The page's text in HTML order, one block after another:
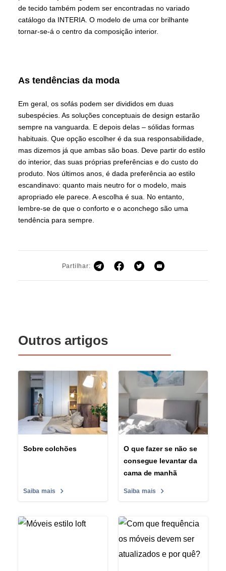
de tecido também podem ser encontradas no variado
catálogo da INTERIA. O modelo de uma cor brilhante
tornar-se-á o centro da composição interior.
As tendências da moda
Em geral, os sofás podem ser divididos em duas
subespécies. As soluções conceptuais de design estarão
sempre na vanguarda. E depois delas – sólidas formas
habituais. Que opção escolher é da sua responsabilidade,
mas dizemos já que ambas são boas. Deve partir do estilo
do interior, das suas próprias preferências e do custo do
produto. Nos últimos anos, é dada preferência ao estilo
escandinavo: quanto mais neutro for o modelo, mais
apropriado ele parece. A escolha é sua. No entanto,
lembre-se de que o conforto e o aconchego são uma
tendência para sempre.
Partilhar:
Outros artigos
Sobre colchões
Saiba mais
O que fazer se não se
consegue levantar da
cama de manhã
Saiba mais